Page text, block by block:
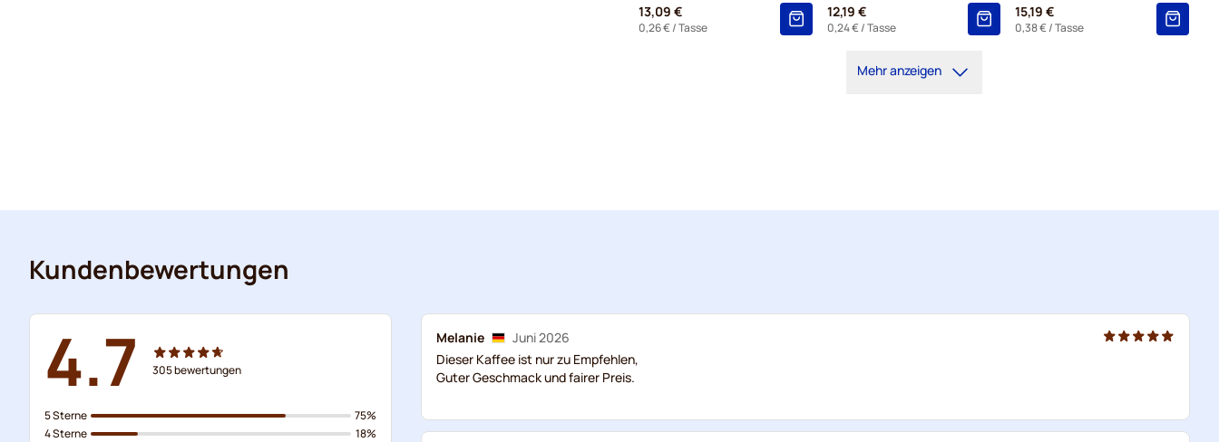
13,09 €
0,26 €/ Tasse
12,19 €
0,24 €/ Tasse
15,19 €
0,38 €/ Tasse
Mehr anzeigen
Kundenbewertungen
4.7 305bewertungen
5 Sterne
4 Sterne
75%
18%
Melanie
Juni 2026
Dieser Kaffee ist nur zu Empfehlen,
Guter Geschmack und fairer Preis.